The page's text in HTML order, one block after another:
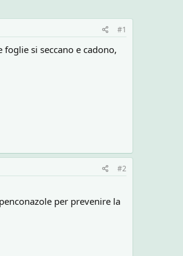
#1
si seccano e cadono,
#2
per prevenire la